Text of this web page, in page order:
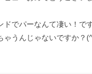
ドでパーなんて凄い！で
ゃうんじゃないですか？